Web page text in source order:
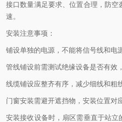
接口数量满足要求、位置合理，防空
速。
安装注意事项：
铺设单独的电源，不能将信号线和电
管线铺设前需测试绝缘设备是否有效
线缆铺设应整齐有序，减少细线和粗
门窗安装需避开遮挡物，安装位置对
安装接收设备时，扇区需垂直于站立